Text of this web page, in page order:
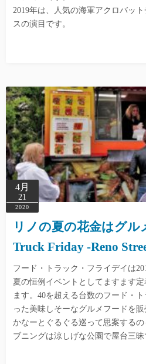
2019年は、人気の海軍アクロバッ
スの演目です。
4月
21
2020
リノの夏の花金はグル
Truck Friday -Reno
フード・トラック・フライデイは
夏の恒例イベントとしてますます
ます。40を超える台数のフード・
った美味しそーなグルメフードを
かなーとぐるぐる巡って思案する
ブニングは涼しげな公園で屋台三昧